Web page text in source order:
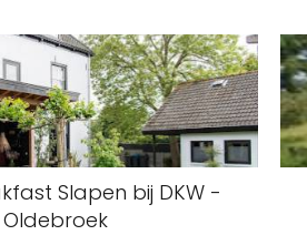
Slapen bij DKW -
Oldebroek